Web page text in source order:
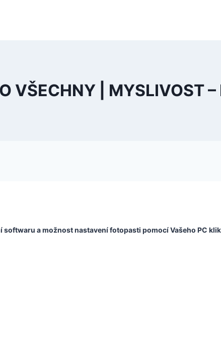
VŠECHNY | MYSLIVOST –
softwaru a možnost nastavení fotopasti pomocí Vašeho PC